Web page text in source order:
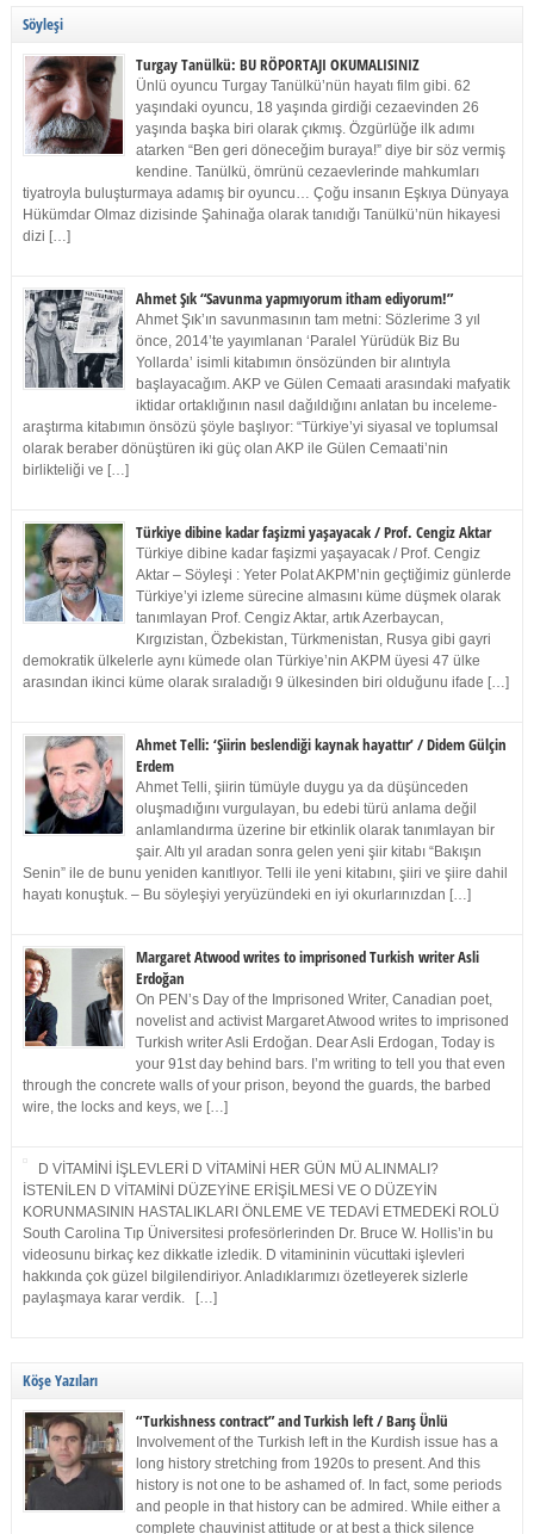
Söyleşi
Turgay Tanülkü: BU RÖPORTAJI OKUMALISINIZ
Ünlü oyuncu Turgay Tanülkü’nün hayatı film gibi. 62
yaşındaki oyuncu, 18 yaşında girdiği cezaevinden 26
yaşında başka biri olarak çıkmış. Özgürlüğe ilk adımı
atarken “Ben geri döneceğim buraya!” diye bir söz vermiş
kendine. Tanülkü, ömrünü cezaevlerinde mahkumları
tiyatroyla buluşturmaya adamış bir oyuncu… Çoğu insanın Eşkıya Dünyaya
Hükümdar Olmaz dizisinde Şahinağa olarak tanıdığı Tanülkü’nün hikayesi
dizi […]
Ahmet Şık “Savunma yapmıyorum itham ediyorum!”
Ahmet Şık’ın savunmasının tam metni: Sözlerime 3 yıl
önce, 2014’te yayımlanan ‘Paralel Yürüdük Biz Bu
Yollarda’ isimli kitabımın önsözünden bir alıntıyla
başlayacağım. AKP ve Gülen Cemaati arasındaki mafyatik
iktidar ortaklığının nasıl dağıldığını anlatan bu inceleme-
araştırma kitabımın önsözü şöyle başlıyor: “Türkiye’yi siyasal ve toplumsal
olarak beraber dönüştüren iki güç olan AKP ile Gülen Cemaati’nin
birlikteliği ve […]
Türkiye dibine kadar faşizmi yaşayacak / Prof. Cengiz Aktar
Türkiye dibine kadar faşizmi yaşayacak / Prof. Cengiz
Aktar – Söyleşi : Yeter Polat AKPM’nin geçtiğimiz günlerde
Türkiye’yi izleme sürecine almasını küme düşmek olarak
tanımlayan Prof. Cengiz Aktar, artık Azerbaycan,
Kırgızistan, Özbekistan, Türkmenistan, Rusya gibi gayri
demokratik ülkelerle aynı kümede olan Türkiye’nin AKPM üyesi 47 ülke
arasından ikinci küme olarak sıraladığı 9 ülkesinden biri olduğunu ifade […]
Ahmet Telli: ‘Şiirin beslendiği kaynak hayattır’ / Didem Gülçin
Erdem
Ahmet Telli, şiirin tümüyle duygu ya da düşünceden
oluşmadığını vurgulayan, bu edebi türü anlama değil
anlamlandırma üzerine bir etkinlik olarak tanımlayan bir
şair. Altı yıl aradan sonra gelen yeni şiir kitabı “Bakışın
Senin” ile de bunu yeniden kanıtlıyor. Telli ile yeni kitabını, şiiri ve şiire dahil
hayatı konuştuk. – Bu söyleşiyi yeryüzündeki en iyi okurlarınızdan […]
Margaret Atwood writes to imprisoned Turkish writer Asli
Erdoğan
On PEN’s Day of the Imprisoned Writer, Canadian poet,
novelist and activist Margaret Atwood writes to imprisoned
Turkish writer Asli Erdoğan. Dear Asli Erdogan, Today is
your 91st day behind bars. I’m writing to tell you that even
through the concrete walls of your prison, beyond the guards, the barbed
wire, the locks and keys, we […]
D VİTAMİNİ İŞLEVLERİ D VİTAMİNİ HER GÜN MÜ ALINMALI?
İSTENİLEN D VİTAMİNİ DÜZEYİNE ERİŞİLMESİ VE O DÜZEYİN
KORUNMASININ HASTALIKLARI ÖNLEME VE TEDAVİ ETMEDEKİ ROLÜ
South Carolina Tıp Üniversitesi profesörlerinden Dr. Bruce W. Hollis’in bu
videosunu birkaç kez dikkatle izledik. D vitamininin vücuttaki işlevleri
hakkında çok güzel bilgilendiriyor. Anladıklarımızı özetleyerek sizlerle
paylaşmaya karar verdik. […]
Köşe Yazıları
“Turkishness contract” and Turkish left / Barış Ünlü
Involvement of the Turkish left in the Kurdish issue has a
long history stretching from 1920s to present. And this
history is not one to be ashamed of. In fact, some periods
and people in that history can be admired. While either a
complete chauvinist attitude or at best a thick silence